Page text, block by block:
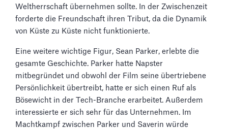
Weltherrschaft übernehmen sollte. In der Zwischenzeit
forderte die Freundschaft ihren Tribut, da die Dynamik
von Küste zu Küste nicht funktionierte.
Eine weitere wichtige Figur, Sean Parker, erlebte die
gesamte Geschichte. Parker hatte Napster
mitbegründet und obwohl der Film seine übertriebene
Persönlichkeit übertreibt, hatte er sich einen Ruf als
Bösewicht in der Tech-Branche erarbeitet. Außerdem
interessierte er sich sehr für das Unternehmen. Im
Machtkampf zwischen Parker und Saverin würde